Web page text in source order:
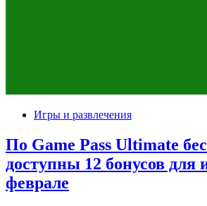
Игры и развлечения
По Game Pass Ultimate
доступны 12 бонусов для
феврале